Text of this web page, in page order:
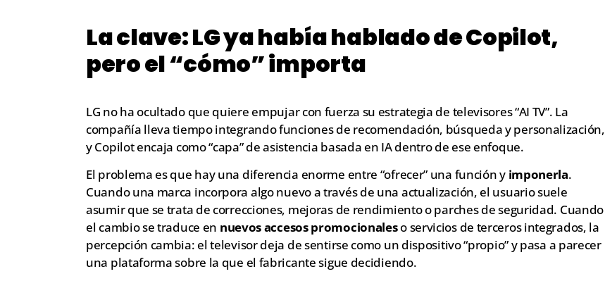
La clave: LG ya había hablado de Copilot,
pero el “cómo” importa
LG no ha ocultado que quiere empujar con fuerza su estrategia de televisores “AI TV”. La
compañía lleva tiempo integrando funciones de recomendación, búsqueda y personalización,
y Copilot encaja como “capa” de asistencia basada en IA dentro de ese enfoque.
El problema es que hay una diferencia enorme entre “ofrecer” una función y imponerla.
Cuando una marca incorpora algo nuevo a través de una actualización, el usuario suele
asumir que se trata de correcciones, mejoras de rendimiento o parches de seguridad. Cuando
el cambio se traduce en nuevos accesos promocionaleso servicios de terceros integrados, la
percepción cambia: el televisor deja de sentirse como un dispositivo “propio” y pasa a parecer
una plataforma sobre la que el fabricante sigue decidiendo.